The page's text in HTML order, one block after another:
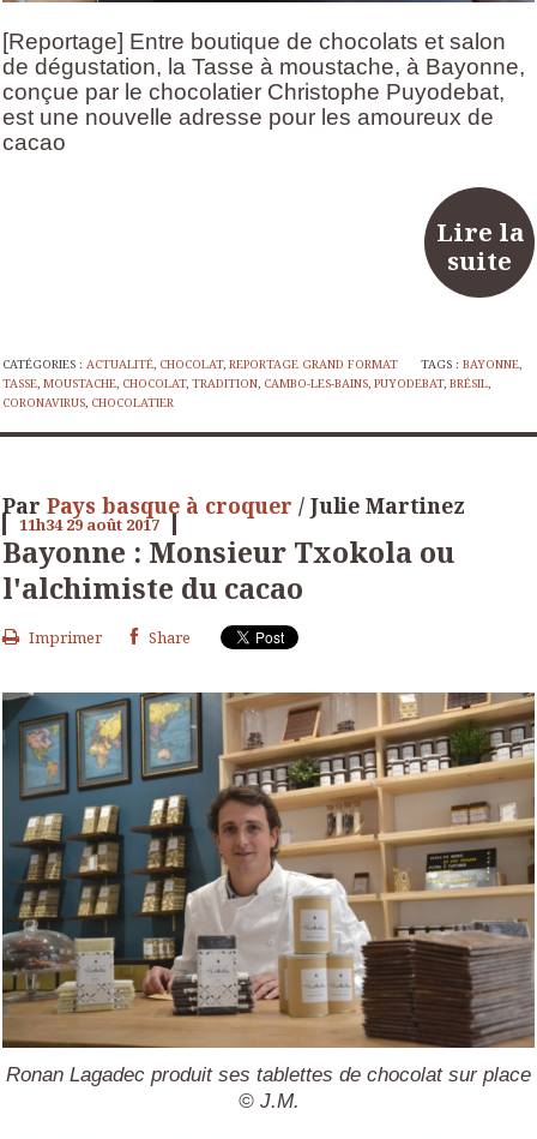
[Reportage] Entre boutique de chocolats et salon
de dégustation, la Tasse à moustache, à Bayonne,
conçue par le chocolatier Christophe Puyodebat,
est une nouvelle adresse pour les amoureux de
cacao
Lire la
suite
CATÉGORIES : ACTUALITÉ, CHOCOLAT, REPORTAGE GRAND FORMAT TAGS :BAYONNE,
TASSE, MOUSTACHE, CHOCOLAT, TRADITION, CAMBO-LES-BAINS, PUYODEBAT, BRÉSIL,
CORONAVIRUS, CHOCOLATIER
Par Pays basque à croquer / Julie Martinez
11h34 29 août 2017
Bayonne : Monsieur Txokola ou
l'alchimiste du cacao
Imprimer Share
Ronan Lagadec produit ses tablettes de chocolat sur place
© J.M.